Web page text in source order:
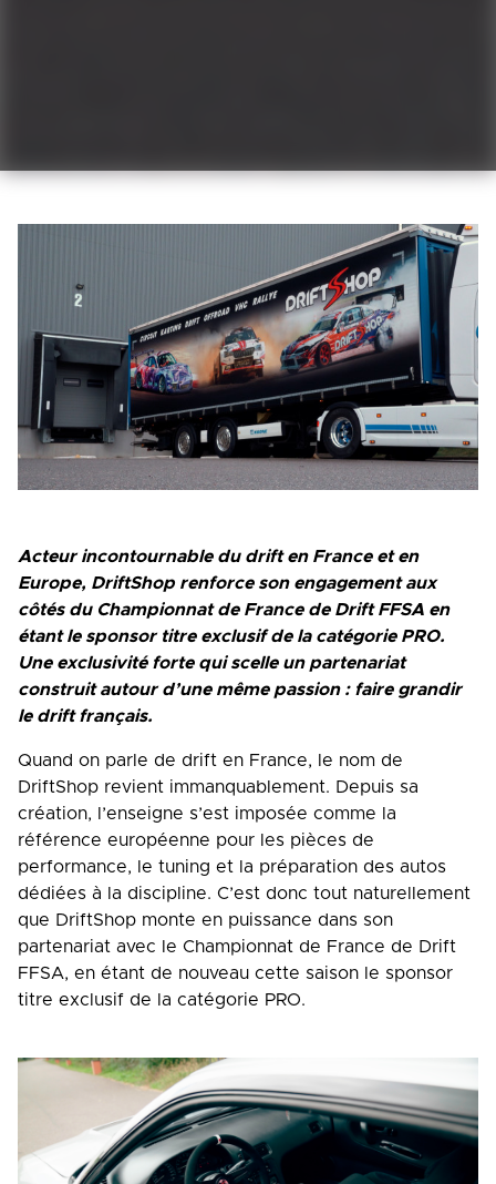
Acteur incontournable du drift en France et en
Europe, DriftShop renforce son engagement aux
côtés du Championnat de France de Drift FFSA en
étant le sponsor titre exclusif de la catégorie PRO.
Une exclusivité forte qui scelle un partenariat
construit autour d’une même passion : faire grandir
le drift français.
Quand on parle de drift en France, le nom de
DriftShop revient immanquablement. Depuis sa
création, l’enseigne s’est imposée comme la
référence européenne pour les pièces de
performance, le tuning et la préparation des autos
dédiées à la discipline. C’est donc tout naturellement
que DriftShop monte en puissance dans son
partenariat avec le Championnat de France de Drift
FFSA, en étant de nouveau cette saison le sponsor
titre exclusif de la catégorie PRO.